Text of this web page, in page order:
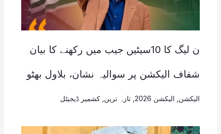
ن لیگ کا 10سیٹیں جیب میں رکھنے کا بیان
شفاف الیکشن پر سوالیہ نشان، بلاول بھٹو
الیکشن الیکشن 2026 , تازہ ترین کشمیر ڈیجیٹل